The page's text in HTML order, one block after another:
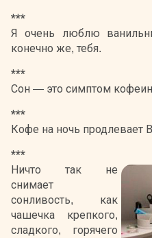
***
Я очень люблю
конечно же, тебя.
***
Сон — это симптом
***
Кофе на ночь продлевает
***
Ничто так не
снимает
сонливость, как
чашечка крепкого,
сладкого, горячего